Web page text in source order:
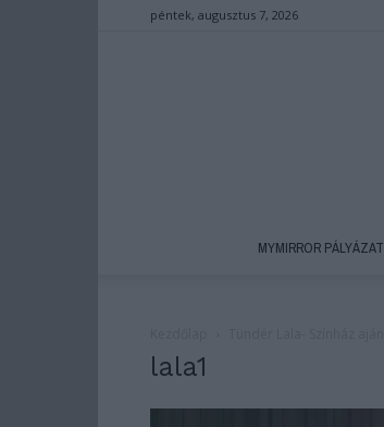
péntek, augusztus 7, 2026
MYMIRROR PÁLYÁZAT
lala1